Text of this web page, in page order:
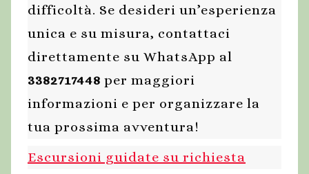
difficoltà. Se desideri un’esperienza
unica e su misura, contattaci
direttamente su WhatsApp al
3382717448 per maggiori
informazioni e per organizzare la
tua prossima avventura!
Escursioni guidate su richiesta